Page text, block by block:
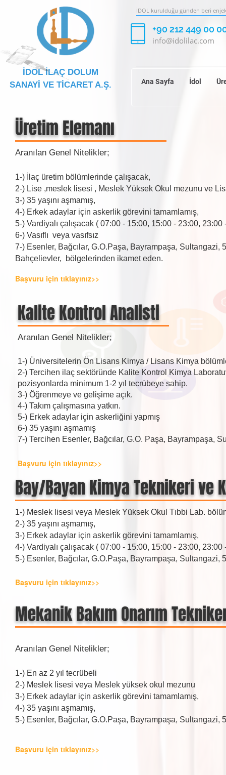
İDOL kurulduğu günden beri
+90 212 449 00
info@idolilac.com
İDOL İLAÇ DOLUM
SANAYİ VE TİCARET A.Ş.
Ana Sayfa İdol
Üretim Elemanı
Aranılan Genel Nitelikler;
1-) İlaç üretim bölümlerinde çalışacak,
2-) Lise ,meslek lisesi , Meslek Yüksek Okul mezunu ve
3-) 35 yaşını aşmamış,
4-) Erkek adaylar için askerlik görevini tamamlamış,
5-) Vardiyalı çalışacak ( 07:00 - 15:00, 15:00 - 23:00,
6-) Vasıflı veya vasıfsız
7-) Esenler, Bağcılar, G.O.Paşa, Bayrampaşa, Sultangazi,
Bahçelievler, bölgelerinden ikamet eden.
Başvuru için tıklayınız>>
Bay/Bayan Kimya Teknikeri ve
1-) Meslek lisesi veya Meslek Yüksek Okul Tıbbi Lab.
2-) 35 yaşını aşmamış,
3-) Erkek adaylar için askerlik görevini tamamlamış,
4-) Vardiyalı çalışacak ( 07:00 - 15:00, 15:00 - 23:00,
5-) Esenler, Bağcılar, G.O.Paşa, Bayrampaşa,
Başvuru için tıklayınız>>
Mekanik Bakım Onarım
Aranılan Genel Nitelikler;
1-) En az 2 yıl tecrübeli
2-) Meslek lisesi veya Meslek yüksek okul mezunu
3-) Erkek adaylar için askerlik görevini tamamlamış,
4-) 35 yaşını aşmamış,
5-) Esenler, Bağcılar, G.O.Paşa, Bayrampaşa,
Başvuru için tıklayınız>>
Kalite Kontrol Analisti
Aranılan Genel Nitelikler;
1-) Üniversitelerin Ön Lisans Kimya / Lisans Kimya
2-) Tercihen ilaç sektöründe Kalite Kontrol Kimya
pozisyonlarda minimum 1-2 yıl tecrübeye sahip.
3-) Öğrenmeye ve gelişime açık.
4-) Takım çalışmasına yatkın.
5-) Erkek adaylar için askerliğini yapmış
6-) 35 yaşını aşmamış
7-) Tercihen Esenler, Bağcılar, G.O. Paşa, Bayrampaşa,
Başvuru için tıklayınız>>